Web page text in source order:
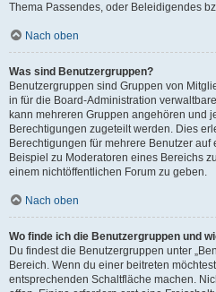
Thema Passendes, oder Beleidigendes
Nach oben
Was sind Benutzergruppen?
Benutzergruppen sind Gruppen von
in für die Board-Administration
kann mehreren Gruppen angehören und
Berechtigungen zugeteilt werden. Dies
Berechtigungen für mehrere Benutzer
Beispiel zu Moderatoren eines Bereichs
einem nichtöffentlichen Forum zu geben.
Nach oben
Wo finde ich die Benutzergruppen und
Du findest die Benutzergruppen unter
Bereich. Wenn du einer beitreten
entsprechenden Schaltfläche machen.